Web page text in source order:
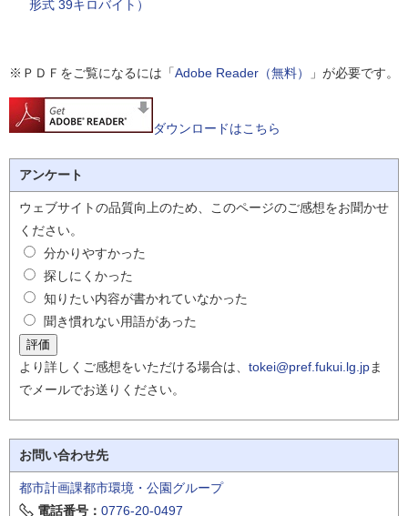
形式 39キロバイト）
※ＰＤＦをご覧になるには「Adobe Reader（無料） 」が必要です。
ダウンロードはこちら
アンケート
ウェブサイトの品質向上のため、このページのご感想をお聞かせ
ください。
分かりやすかった
探しにくかった
知りたい内容が書かれていなかった
聞き慣れない用語があった
より詳しくご感想をいただける場合は、 tokei@pref.fukui.lg.jpま
でメールでお送りください。
お問い合わせ先
都市計画課都市環境・公園グループ
電話番号： 0776-20-0497